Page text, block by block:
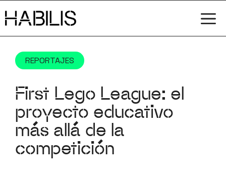
al
REPORTAJES
First Lego League: el
proyecto educativo
más allá de la
competición